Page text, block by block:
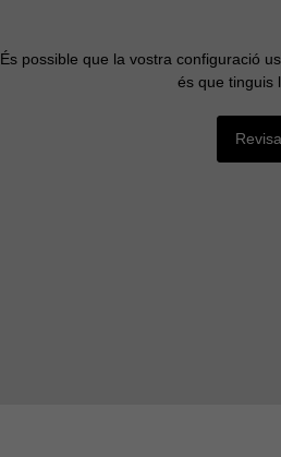
És possible que la vostra configuració
és que tinguis